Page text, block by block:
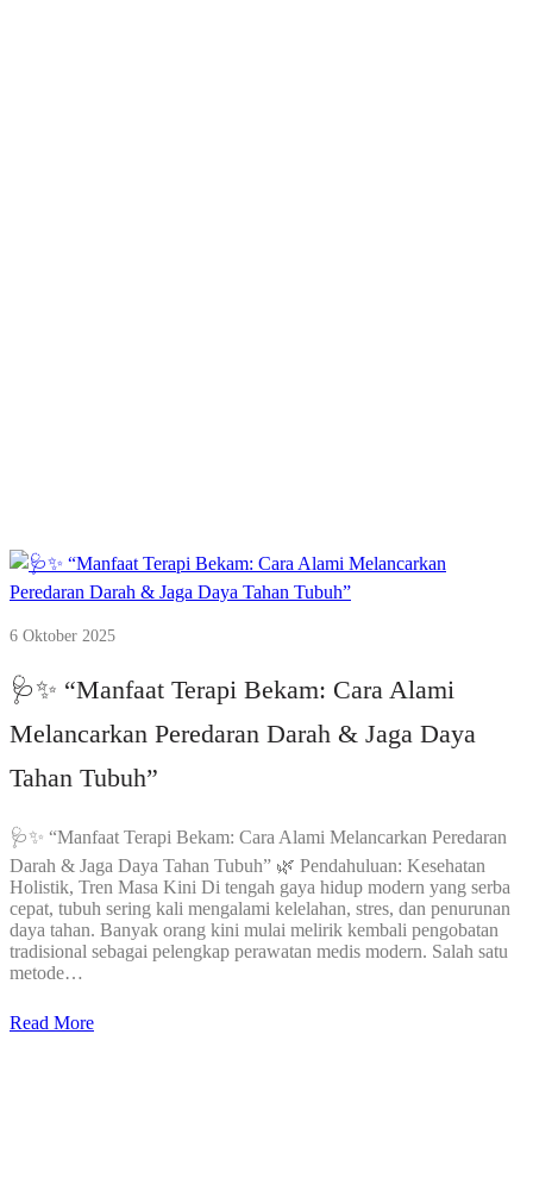
6 Oktober 2025
🩺✨ “Manfaat Terapi Bekam: Cara Alami
Melancarkan Peredaran Darah & Jaga Daya
Tahan Tubuh”
🩺✨ “Manfaat Terapi Bekam: Cara Alami Melancarkan Peredaran
Darah & Jaga Daya Tahan Tubuh” 🌿 Pendahuluan: Kesehatan
Holistik, Tren Masa Kini Di tengah gaya hidup modern yang serba
cepat, tubuh sering kali mengalami kelelahan, stres, dan penurunan
daya tahan. Banyak orang kini mulai melirik kembali pengobatan
tradisional sebagai pelengkap perawatan medis modern. Salah satu
metode…
Read More